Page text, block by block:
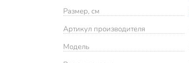
Размер, см
Артикул производителя
Модель